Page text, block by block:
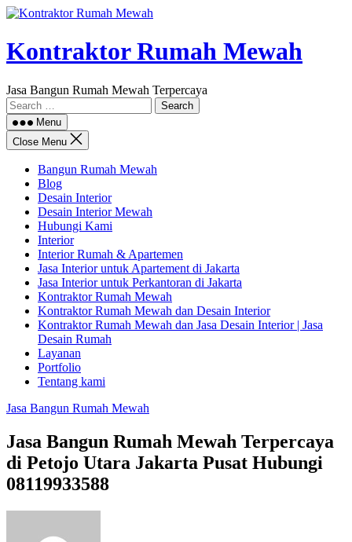
Skip
content
Kontraktor Rumah Mewah
Jasa Bangun Rumah Mewah Terpercaya
Search
for:
Menu
Close Menu
Bangun Rumah Mewah
Blog
Desain Interior
Desain Interior Mewah
Hubungi Kami
Interior
Interior Rumah & Apartemen
Jasa Interior untuk Apartement di Jakarta
Jasa Interior untuk Perkantoran di Jakarta
Kontraktor Rumah Mewah
Kontraktor Rumah Mewah dan Desain Interior
Kontraktor Rumah Mewah dan Jasa Desain Interior | Jasa
Desain Rumah
Layanan
Portfolio
Tentang kami
Jasa Bangun Rumah Mewah
Jasa Bangun Rumah Mewah Terpercaya
di Petojo Utara Jakarta Pusat Hubungi
08119933588